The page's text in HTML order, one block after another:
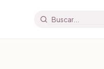
Buscar artigos e